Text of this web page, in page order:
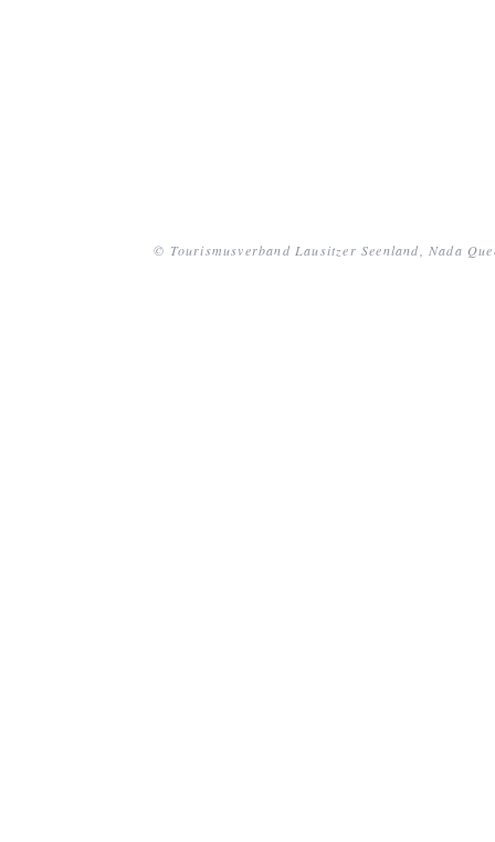
© Tourismusverband Lausitzer Seenland, Nada